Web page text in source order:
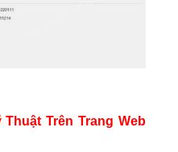
Trên Trang Web